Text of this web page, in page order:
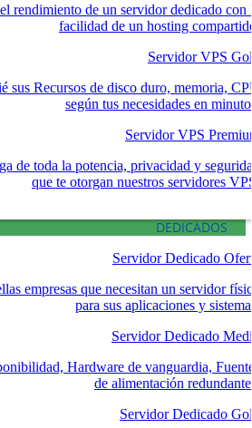
rendimiento de un servidor dedicado con
facilidad de un hosting
Servidor VPS
sus Recursos de disco duro, memoria,
según tus necesidades en
Servidor VPS
de toda la potencia, privacidad y
que te otorgan nuestros servidores
DEDICADOS
Servidor Dedicado
empresas que necesitan un servidor
para sus aplicaciones y
Servidor Dedicado
Hardware de vanguardia,
de alimentación
Servidor Dedicado